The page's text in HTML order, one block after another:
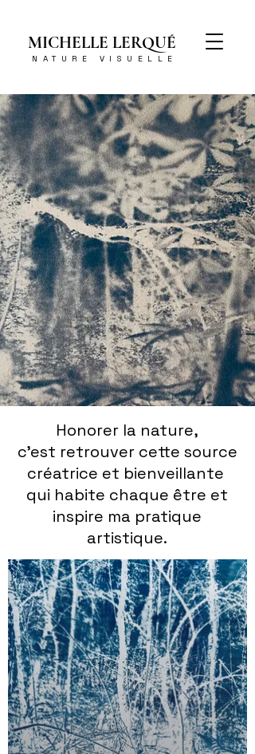
MICHELLE LERQUÉ
NATURE VISUELLE
Honorer la nature,
c’est retrouver cette source
créatrice et bienveillante
qui habite chaque être et
inspire ma pratique
artistique.